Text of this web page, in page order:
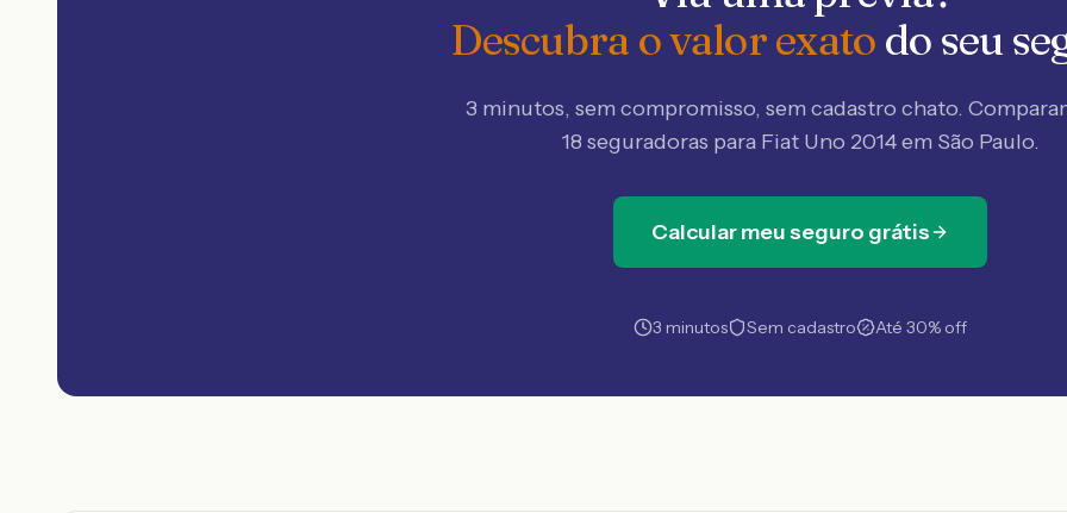
Descubra o valor exato do seu
3 minutos, sem compromisso, sem cadastro chato.
18 seguradoras para Fiat Uno 2014 em São Paulo.
Calcular meu seguro grátis
3 minutos Sem cadastro Até 30% off